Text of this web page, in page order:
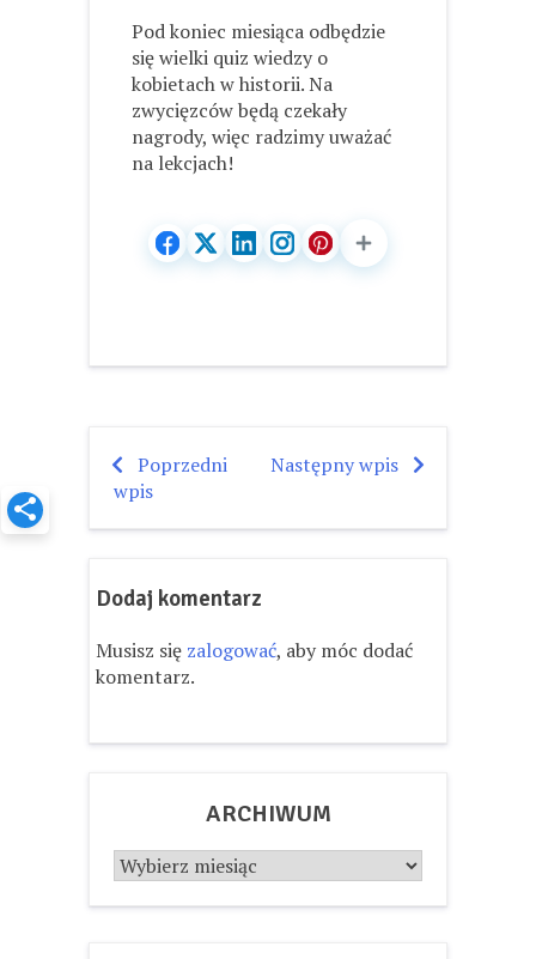
Pod koniec miesiąca odbędzie
się wielki quiz wiedzy o
kobietach w historii. Na
zwycięzców będą czekały
nagrody, więc radzimy uważać
na lekcjach!
Nawigacja
wpisu
Poprzedni
wpis
Następny wpis
Dodaj komentarz
Musisz się zalogować, aby móc dodać
komentarz.
ARCHIWUM
Archiwum